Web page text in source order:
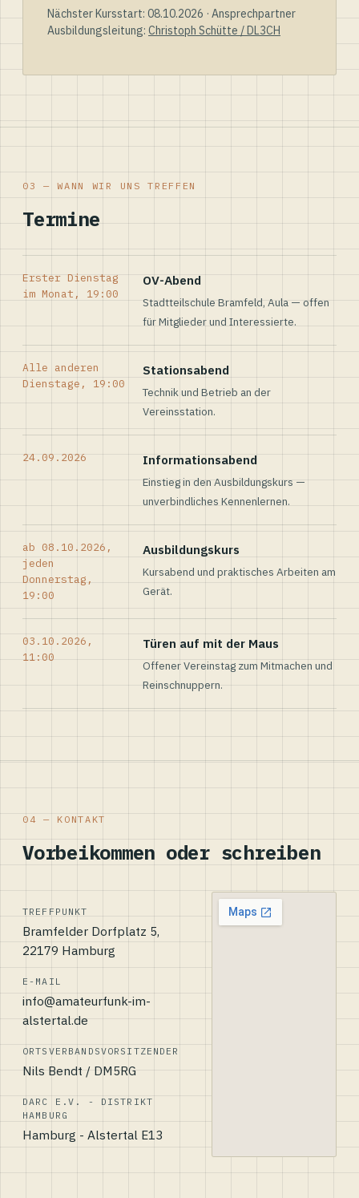
Nächster Kursstart: 08.10.2026 · Ansprechpartner
Ausbildungsleitung: Christoph Schütte / DL3CH
03 — WANN WIR UNS TREFFEN
Termine
Erster Dienstag
im Monat, 19:00
OV-Abend
Stadtteilschule Bramfeld, Aula — offen
für Mitglieder und Interessierte.
Alle anderen
Dienstage, 19:00
Stationsabend
Technik und Betrieb an der
Vereinsstation.
24.09.2026 Informationsabend
Einstieg in den Ausbildungskurs —
unverbindliches Kennenlernen.
ab 08.10.2026,
jeden
Donnerstag,
19:00
Ausbildungskurs
Kursabend und praktisches Arbeiten am
Gerät.
03.10.2026,
11:00
Türen auf mit der Maus
Offener Vereinstag zum Mitmachen und
Reinschnuppern.
04 — KONTAKT
Vorbeikommen oder schreiben
TREFFPUNKT
Bramfelder Dorfplatz 5,
22179 Hamburg
E-MAIL
info@amateurfunk-im-
alstertal.de
ORTSVERBANDSVORSITZENDER
Nils Bendt / DM5RG
DARC E.V. - DISTRIKT
HAMBURG
Hamburg - Alstertal E13